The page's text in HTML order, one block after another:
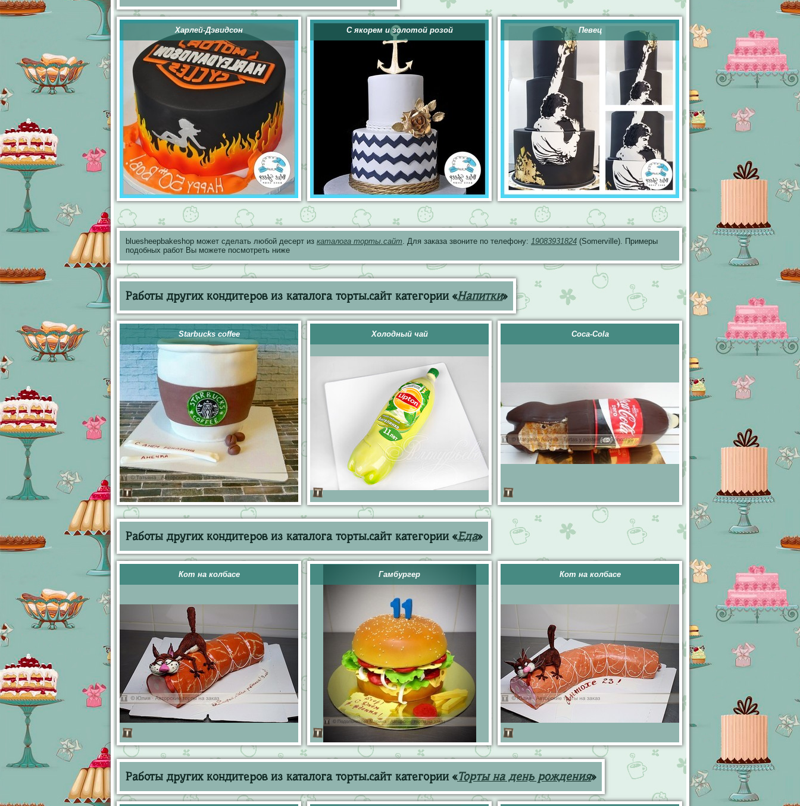
Харлей-Дэвидсон С якорем и золотой розой Певец
bluesheepbakeshop может сделать любой десерт из каталога торты.сайт. Для заказа звоните по телефону: 19083931824 (Somerville). Примеры
подобных работ Вы можете посмотреть ниже
Работы других кондитеров из каталога торты.сайт категории «Напитки»
Starbucks coffee Холодный чай Coca-Cola
Работы других кондитеров из каталога торты.сайт категории «Еда»
Кот на колбасе Гамбургер Кот на колбасе
Работы других кондитеров из каталога торты.сайт категории «Торты на день рождения»